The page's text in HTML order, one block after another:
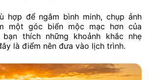
hợp để ngắm bình minh, chụp ảnh
một góc biển mộc mạc hơn của
thích những khoảnh khắc nhẹ
là điểm nên đưa vào lịch trình.